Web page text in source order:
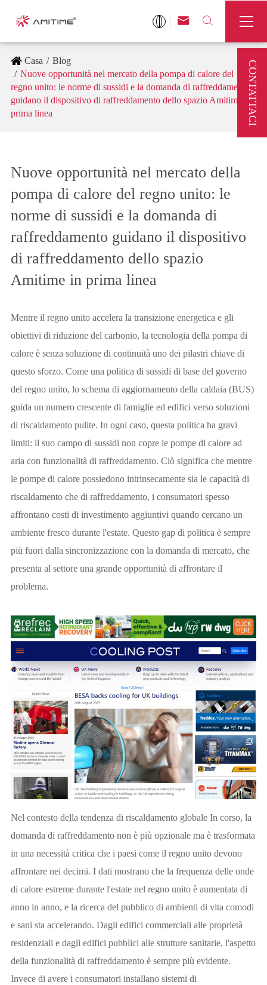
 

Casa
Blog
Nuove opportunità nel mercato della pompa di calore del
regno unito: le norme di sussidi e la domanda di raffreddamento
guidano il dispositivo di raffreddamento dello spazio Amitime in
prima linea
Nuove opportunità nel mercato della
pompa di calore del regno unito: le
norme di sussidi e la domanda di
raffreddamento guidano il dispositivo
di raffreddamento dello spazio
Amitime in prima linea
Mentre il regno unito accelera la transizione energetica e gli
obiettivi di riduzione del carbonio, la tecnologia della pompa di
calore è senza soluzione di continuità uno dei pilastri chiave di
questo sforzo. Come una politica di sussidi di base del governo
del regno unito, lo schema di aggiornamento della caldaia (BUS)
guida un numero crescente di famiglie ed edifici verso soluzioni
di riscaldamento pulite. In ogni caso, questa politica ha gravi
limiti: il suo campo di sussidi non copre le pompe di calore ad
aria con funzionalità di raffreddamento. Ciò significa che mentre
le pompe di calore possiedono intrinsecamente sia le capacità di
riscaldamento che di raffreddamento, i consumatori spesso
affrontano costi di investimento aggiuntivi quando cercano un
ambiente fresco durante l'estate. Questo gap di politica è sempre
più fuori dalla sincronizzazione con la domanda di mercato, che
presenta al settore una grande opportunità di affrontare il
problema.
Nel contesto della tendenza di riscaldamento globale In corso, la
domanda di raffreddamento non è più opzionale ma è trasformata
in una necessità critica che i paesi come il regno unito devono
affrontare nei decimi. I dati mostrano che la frequenza delle onde
di calore estreme durante l'estate nel regno unito è aumentata di
anno in anno, e la ricerca del pubblico di ambienti di vita comodi
e sani sta accelerando. Dagli edifici commerciali alle proprietà
residenziali e dagli edifici pubblici alle strutture sanitarie, l'aspetto
della funzionalità di raffreddamento è sempre più evidente.
Invece di avere i consumatori installano sistemi di
CONTATTACI